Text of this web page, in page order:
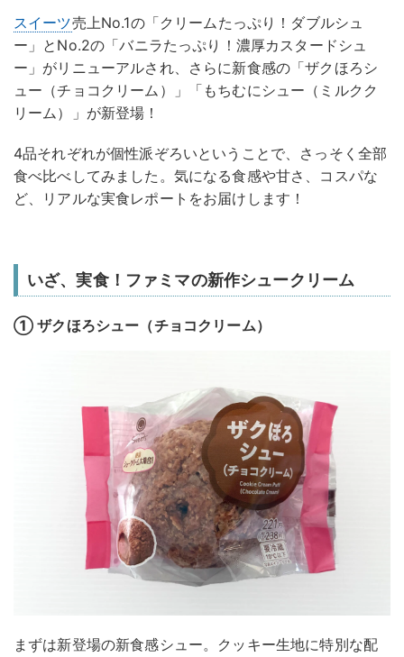
スイーツ売上No.1の「クリームたっぷり！ダブルシュ
ー」とNo.2の「バニラたっぷり！濃厚カスタードシュ
ー」がリニューアルされ、さらに新食感の「ザクほろシ
ュー（チョコクリーム）」「もちむにシュー（ミルクク
リーム）」が新登場！
4品それぞれが個性派ぞろいということで、さっそく全部
食べ比べしてみました。気になる食感や甘さ、コスパな
ど、リアルな実食レポートをお届けします！
いざ、実食！ファミマの新作シュークリーム
① ザクほろシュー（チョコクリーム）
まずは新登場の新食感シュー。クッキー生地に特別な配